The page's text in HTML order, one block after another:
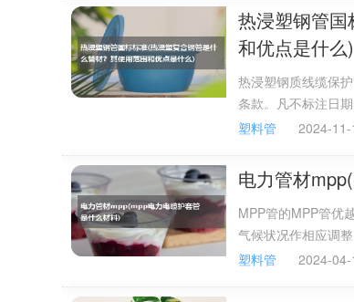
（2）抗老化性好，正常使用寿命可
（3）管道对无机酸、碱、盐类耐腐
（4）管道摩阻系数小，水流顺畅，
（5）材料氧指数高，属B2耐燃材料
（6）管道线膨胀系数小，为
铸铁排水管相比抗冰冻性能优良。
（7）管材、管件连接可采用粘接，
规格(mm)厚度(mm)
参考资料：百度百科-PVC管
热浸塑钢管
和优点是什么)
热浸塑钢质线缆保
条款。凡不标注日
和卫生部卫生标准
塑料管 2024-11-
电力管材
MPP管的MPP管优
气候状况作相应调
塑料管
2024-04-